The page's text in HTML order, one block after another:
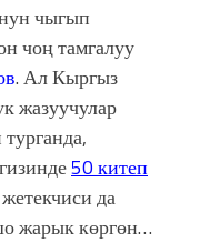
чыгып
чоң тамгалуу
. Ал Кыргыз
жазуучулар
50 китеп
да
жарык көргөн…